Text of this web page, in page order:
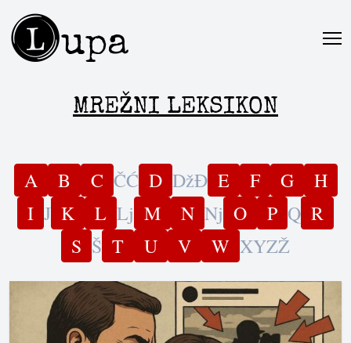
Lupa
MREŽNI LEKSIKON
A B C ČĆ D DžĐ E F G
H
I J K L Lj M N Nj O P Q R
S Š T U V W XYZŽ